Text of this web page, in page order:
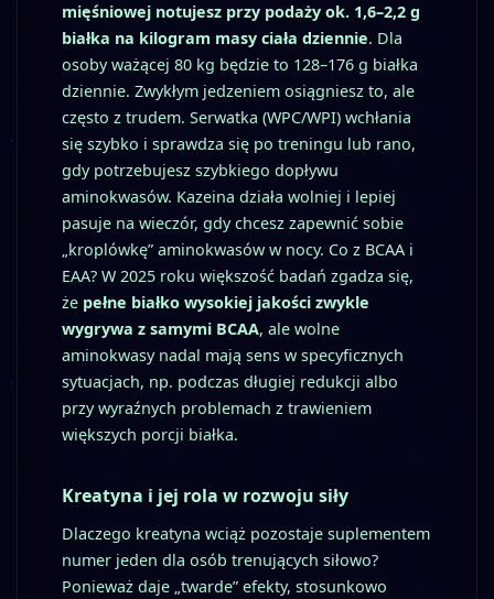
mięśniowej notujesz przy podaży ok. 1,6–2,2 g
białka na kilogram masy ciała dziennie. Dla
osoby ważącej 80 kg będzie to 128–176 g białka
dziennie. Zwykłym jedzeniem osiągniesz to, ale
często z trudem. Serwatka (WPC/WPI) wchłania
się szybko i sprawdza się po treningu lub rano,
gdy potrzebujesz szybkiego dopływu
aminokwasów. Kazeina działa wolniej i lepiej
pasuje na wieczór, gdy chcesz zapewnić sobie
„kroplówkę” aminokwasów w nocy. Co z BCAA i
EAA? W 2025 roku większość badań zgadza się,
że pełne białko wysokiej jakości zwykle
wygrywa z samymi BCAA, ale wolne
aminokwasy nadal mają sens w specyficznych
sytuacjach, np. podczas długiej redukcji albo
przy wyraźnych problemach z trawieniem
większych porcji białka.
Kreatyna i jej rola w rozwoju siły
Dlaczego kreatyna wciąż pozostaje suplementem
numer jeden dla osób trenujących siłowo?
Ponieważ daje „twarde” efekty, stosunkowo